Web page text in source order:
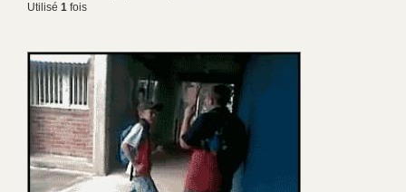
Utilisé 1 fois